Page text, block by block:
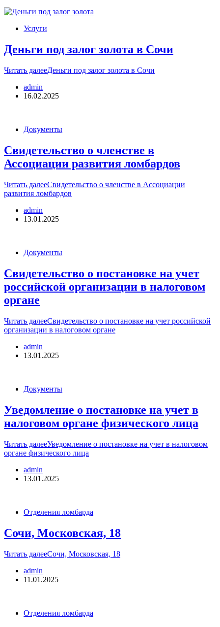
Услуги
Деньги под залог золота в Сочи
Читать далееДеньги под залог золота в Сочи
admin
16.02.2025
Документы
Свидетельство о членстве в
Ассоциации развития ломбардов
Читать далееСвидетельство о членстве в Ассоциации
развития ломбардов
admin
13.01.2025
Документы
Свидетельство о постановке на учет
российской организации в налоговом
органе
Читать далееСвидетельство о постановке на учет российской
организации в налоговом органе
admin
13.01.2025
Документы
Уведомление о постановке на учет в
налоговом органе физического лица
Читать далееУведомление о постановке на учет в налоговом
органе физического лица
admin
13.01.2025
Отделения ломбарда
Сочи, Московская, 18
Читать далееСочи, Московская, 18
admin
11.01.2025
Отделения ломбарда